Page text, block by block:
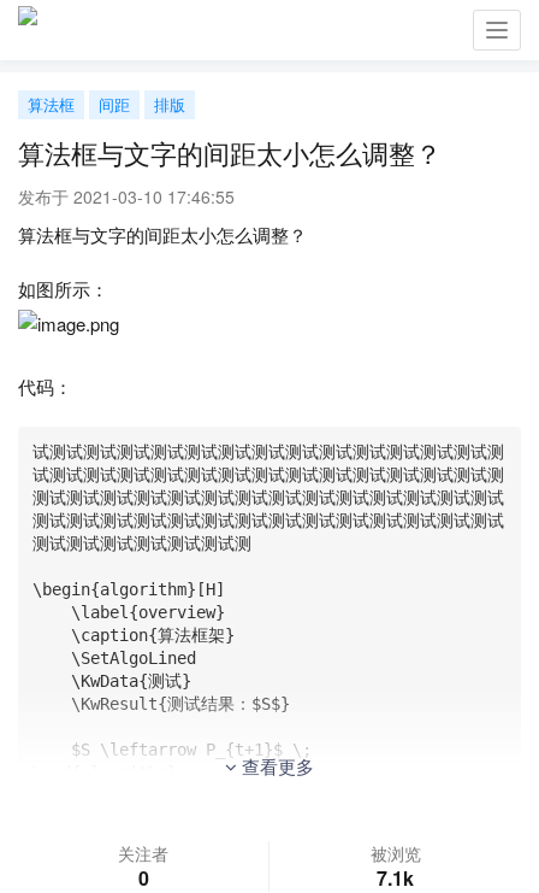
算法框 间距 排版
算法框与文字的间距太小怎么调整？
发布于 2021-03-10 17:46:55
算法框与文字的间距太小怎么调整？
如图所示：
代码：
试测试测试测试测试测试测试测试测试测试测试测试测试测试测
试测试测试测试测试测试测试测试测试测试测试测试测试测试测
测试测试测试测试测试测试测试测试测试测试测试测试测试测试
测试测试测试测试测试测试测试测试测试测试测试测试测试测试
测试测试测试测试测试测试测
\begin{algorithm}[H]
查看更多
关注者
0
被浏览
7.1k